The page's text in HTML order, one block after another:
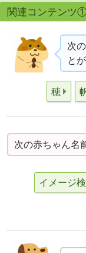
関連コンテンツ
次
と
穂
次の赤ちゃん名
イメージ